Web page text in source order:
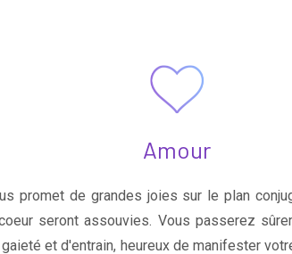
Amour
promet de grandes joies sur le plan
seront assouvies. Vous passerez
et d'entrain, heureux de manifester